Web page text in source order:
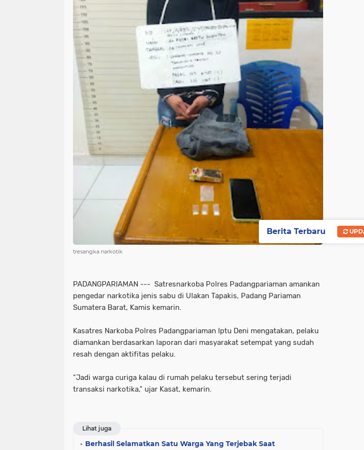
tresangka narkotik
PADANGPARIAMAN --- Satresnarkoba Polres Padangpariaman amankan
pengedar narkotika jenis sabu di Ulakan Tapakis, Padang Pariaman
Sumatera Barat, Kamis kemarin.
Kasatres Narkoba Polres Padangpariaman Iptu Deni mengatakan, pelaku
diamankan berdasarkan laporan dari masyarakat setempat yang sudah
resah dengan aktifitas pelaku.
"Jadi warga curiga kalau di rumah pelaku tersebut sering terjadi
transaksi narkotika," ujar Kasat, kemarin.
Lihat juga
Berhasil Selamatkan Satu Warga Yang Terjebak Saat
Berita Terbaru